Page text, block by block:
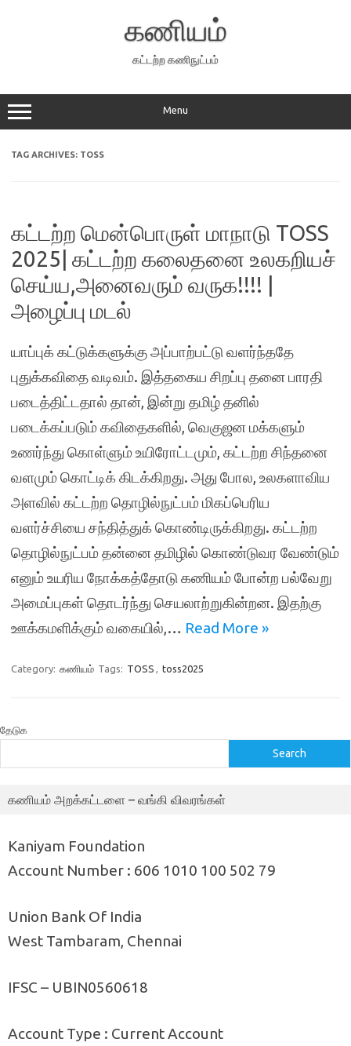
கணியம்
கட்டற்ற கணிநுட்பம்
Menu
TAG ARCHIVES: TOSS
கட்டற்ற மென்பொருள் மாநாடு TOSS
2025| கட்டற்ற கலைதனை உலகறியச்
செய்ய,அனைவரும் வருக!!!! |
அழைப்பு மடல்
யாப்புக் கட்டுக்களுக்கு அப்பாற்பட்டு வளர்ந்ததே
புதுக்கவிதை வடிவம். இத்தகைய சிறப்பு தனை பாரதி
படைத்திட்டதால் தான், இன்று தமிழ் தனில்
படைக்கப்படும் கவிதைகளில், வெகுஜன மக்களும்
உணர்ந்து கொள்ளும் உயிரோட்டமும், கட்டற்ற சிந்தனை
வளமும் கொட்டிக் கிடக்கிறது. அது போல, உலகளாவிய
அளவில் கட்டற்ற தொழில்நுட்பம் மிகப்பெரிய
வளர்ச்சியை சந்தித்துக் கொண்டிருக்கிறது. கட்டற்ற
தொழில்நுட்பம் தன்னை தமிழில் கொண்டுவர வேண்டும்
எனும் உயரிய நோக்கத்தோடு கணியம் போன்ற பல்வேறு
அமைப்புகள் தொடர்ந்து செயலாற்றுகின்றன. இதற்கு
ஊக்கமளிக்கும் வகையில்,… Read More »
Category: கணியம் Tags: TOSS , toss2025
தேடுக
Search
கணியம் அறக்கட்டளை – வங்கி விவரங்கள்
Kaniyam Foundation
Account Number : 606 1010 100 502 79
Union Bank Of India
West Tambaram, Chennai
IFSC – UBIN0560618
Account Type : Current Account